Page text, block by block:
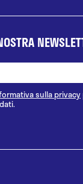
sulla privacy